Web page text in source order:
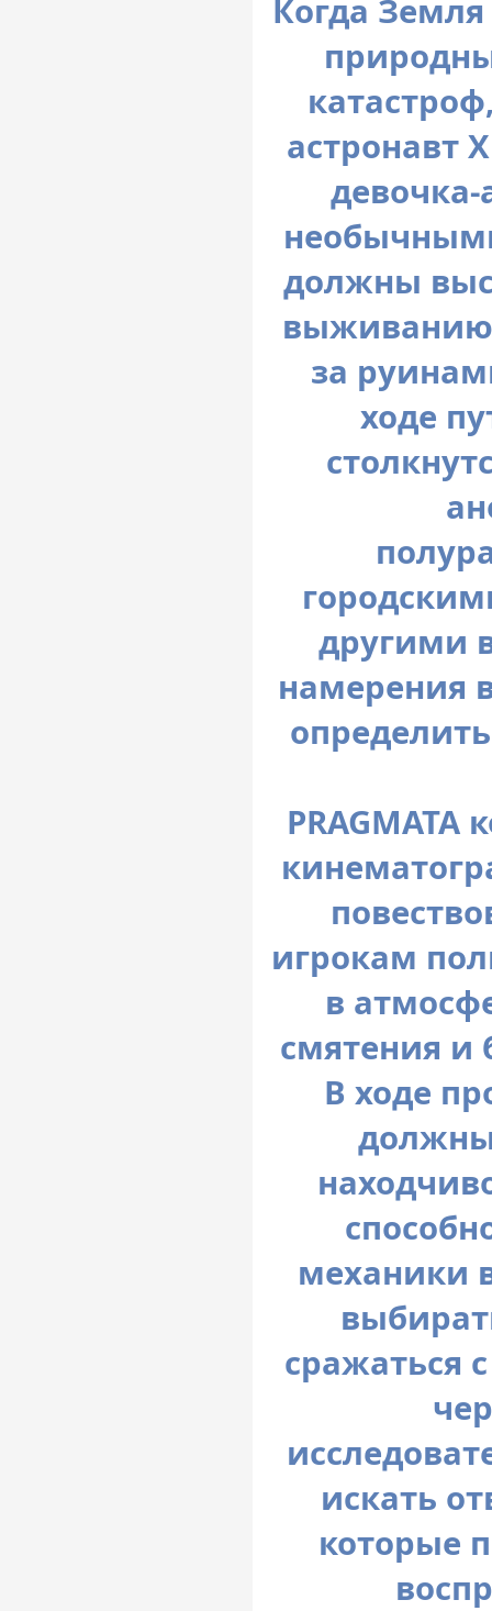
Когда
астронавт
должны
выживанию
за
ходе
другими
намерения
PRAGMATA
игрокам
в
смятения и
В ходе
механики
сражаться
искать
которые